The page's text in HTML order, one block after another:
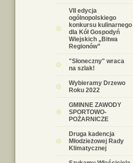
VII edycja
ogólnopolskiego
konkursu kulinarnego
dla Kół Gospodyń
Wiejskich „Bitwa
Regionów”
"Słoneczny" wraca
na szlak!
Wybieramy Drzewo
Roku 2022
GMINNE ZAWODY
SPORTOWO-
POŻARNICZE
Druga kadencja
Młodzieżowej Rady
Klimatycznej